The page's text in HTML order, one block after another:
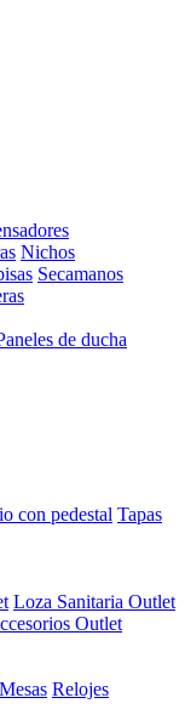
Nichos
Secamanos
de ducha
con pedestal Tapas
Loza Sanitaria Outlet
Outlet
Mesas Relojes